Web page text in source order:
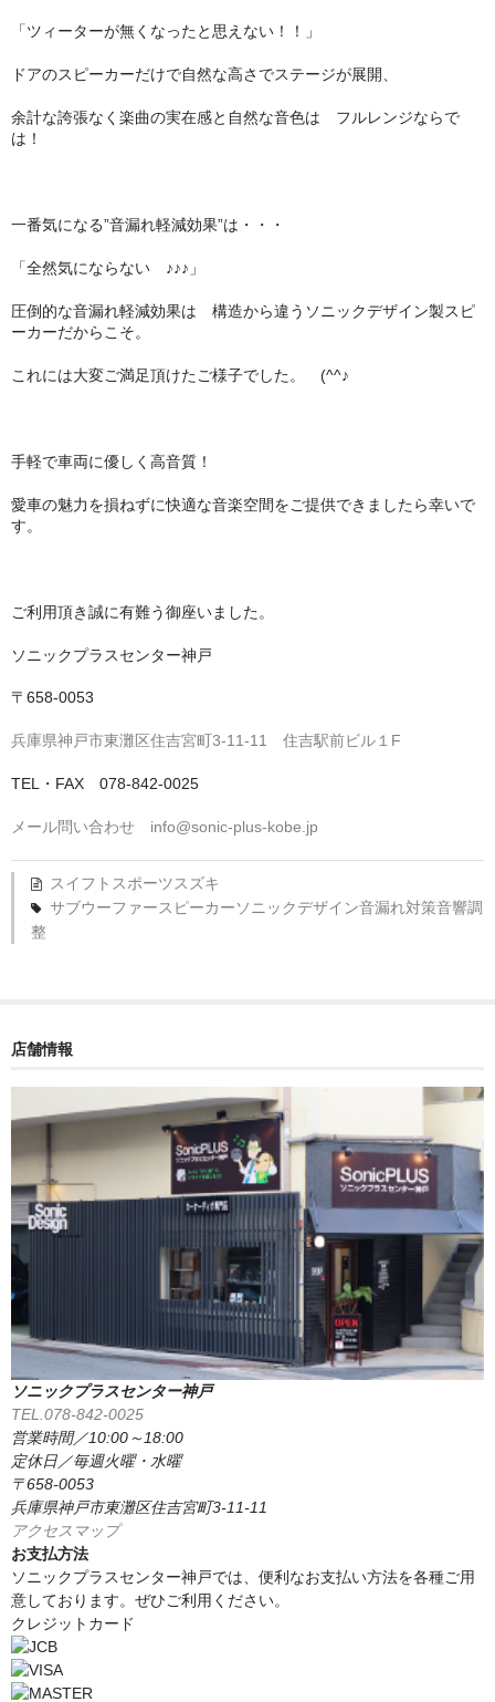
「ツィーターが無くなったと思えない！！」
ドアのスピーカーだけで自然な高さでステージが展開、
余計な誇張なく楽曲の実在感と自然な音色は フルレンジならで
は！
一番気になる”音漏れ軽減効果”は・・・
「全然気にならない ♪♪♪」
圧倒的な音漏れ軽減効果は 構造から違うソニックデザイン製スピ
ーカーだからこそ。
これには大変ご満足頂けたご様子でした。 (^^♪
手軽で車両に優しく高音質！
愛車の魅力を損ねずに快適な音楽空間をご提供できましたら幸いで
す。
ご利用頂き誠に有難う御座いました。
ソニックプラスセンター神戸
〒658-0053
兵庫県神戸市東灘区住吉宮町3-11-11 住吉駅前ビル１F
TEL・FAX 078-842-0025
メール問い合わせ info@sonic-plus-kobe.jp
スイフトスポーツスズキ
サブウーファースピーカーソニックデザイン音漏れ対策音響調
整
店舗情報
ソニックプラスセンター神戸
TEL.078-842-0025
営業時間／10:00～18:00
定休日／毎週火曜・水曜
〒658-0053
兵庫県神戸市東灘区住吉宮町3-11-11
アクセスマップ
お支払方法
ソニックプラスセンター神戸では、便利なお支払い方法を各種ご用
意しております。ぜひご利用ください。
クレジットカード